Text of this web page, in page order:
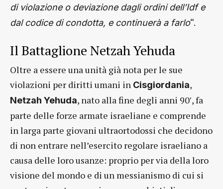
di violazione o deviazione dagli ordini dell’Idf e
dal codice di condotta, e continuerà a farlo“.
Il Battaglione Netzah Yehuda
Oltre a essere una unità già nota per le sue
violazioni per diritti umani in Cisgiordania,
Netzah Yehuda, nato alla fine degli anni 90′, fa
parte delle forze armate israeliane e comprende
in larga parte giovani ultraortodossi che decidono
di non entrare nell’esercito regolare israeliano a
causa delle loro usanze: proprio per via della loro
visione del mondo e di un messianismo di cui si